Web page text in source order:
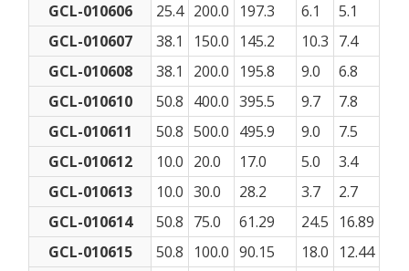
GCL-010606
25.4 200.0 197.3 6.1
5.1
GCL-010607
38.1 150.0 145.2 10.3 7.4
GCL-010608
38.1 200.0 195.8 9.0
6.8
GCL-010610
50.8 400.0 395.5 9.7
7.8
GCL-010611
50.8 500.0 495.9 9.0
7.5
GCL-010612
10.0 20.0 17.0 5.0
3.4
GCL-010613
10.0 30.0 28.2 3.7
2.7
GCL-010614
50.8 75.0 61.29 24.5
16.89
GCL-010615
50.8 100.0 90.15 18.0
12.44